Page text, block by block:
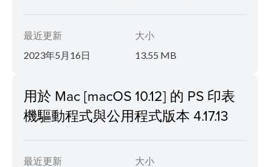
最近更新
2023年5月16日
大小
13.55 MB
用於 Mac [macOS 10.12] 的 PS 印表
機驅動程式與公用程式版本 4.17.13
最近更新
大小